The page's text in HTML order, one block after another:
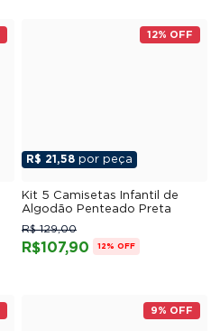
12% OFF
R$ 21,58 por peça
Kit 5 Camisetas Infantil de
Algodão Penteado Preta
R$107,90
R$ 129,00
12% OFF
9% OFF